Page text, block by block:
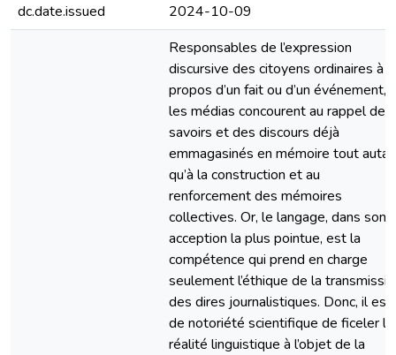
dc.date.issued
2024-10-09
Responsables de l’expression
discursive des citoyens ordinaires à
propos d’un fait ou d’un événement,
les médias concourent au rappel des
savoirs et des discours déjà
emmagasinés en mémoire tout
qu’à la construction et au
renforcement des mémoires
collectives. Or, le langage, dans son
acception la plus pointue, est la
compétence qui prend en charge
seulement l’éthique de la
des dires journalistiques. Donc, il est
de notoriété scientifique de ficeler la
réalité linguistique à l’objet de la